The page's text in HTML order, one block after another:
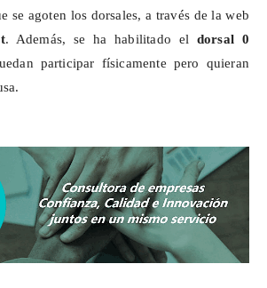
se agoten los dorsales, a través de la web
. Además, se ha habilitado el dorsal 0
participar físicamente pero quieran